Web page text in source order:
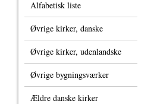
Alfabetisk liste
Øvrige kirker, danske
Øvrige kirker, udenlandske
Øvrige bygningsværker
Ældre danske kirker